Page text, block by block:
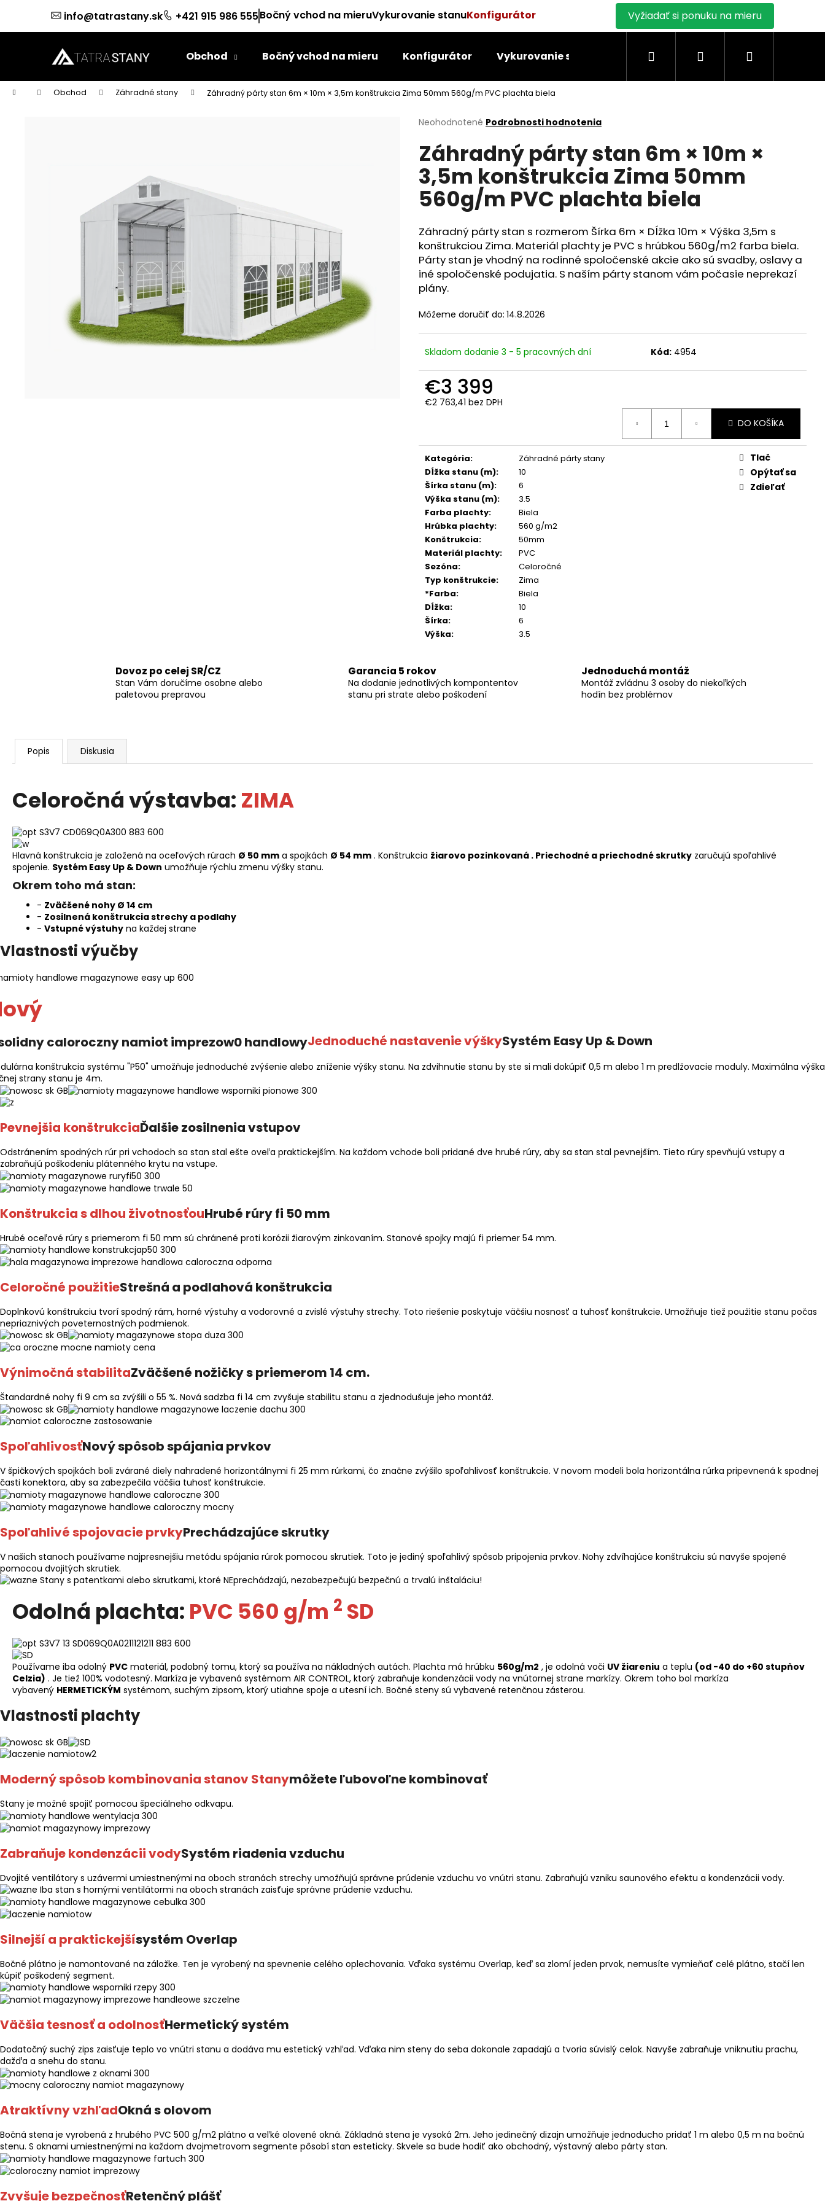
info@tatrastany.sk +421 915 986 555Bočný vchod na mieruVykurovanie stanuKonfigurátor Vyžiadať si ponuku na mieru
Obchod Bočný vchod na mieru Konfigurátor Vykurovanie stanu Montáž skladových stanov
Hľadať PrihlásenieNákupný
Domov Obchod Záhradné stany Záhradný párty stan 6m × 10m × 3,5m konštrukcia Zima 50mm 560g/m PVC plachta biela
Priemerné
produktu
je
0,0
z
5
hviezdičiek.
Neohodnotené Podrobnosti hodnotenia
Záhradný párty stan 6m × 10m ×
3,5m konštrukcia Zima 50mm
560g/m PVC plachta biela
Záhradný párty stan s rozmerom Šírka 6m × Dĺžka 10m × Výška 3,5m s
konštrukciou Zima. Materiál plachty je PVC s hrúbkou 560g/m2 farba biela.
Párty stan je vhodný na rodinné spoločenské akcie ako sú svadby, oslavy a
iné spoločenské podujatia. S naším párty stanom vám počasie neprekazí
plány.
Môžeme doručiť do: 14.8.2026
Skladom dodanie 3 - 5 pracovných dní Kód: 4954
€3 399
€2 763,41 bez DPH
DO KOŠÍKA
Kategória:
Záhradné párty stany
Dĺžka stanu (m):
10
Šírka stanu (m):
6
Výška stanu (m):
3.5
Farba plachty:
Biela
Hrúbka plachty:
560 g/m2
Konštrukcia:
50mm
Materiál plachty:
PVC
Sezóna:
Celoročné
Typ konštrukcie:
Zima
*Farba:
Biela
Dĺžka:
10
Šírka:
6
Výška: 3.5
Tlač
Opýtať sa
Zdieľať
Dovoz po celej SR/CZ
Stan Vám doručíme osobne alebo
paletovou prepravou
Garancia 5 rokov
Na dodanie jednotlivých kompontentov
stanu pri strate alebo poškodení
Jednoduchá montáž
Montáž zvládnu 3 osoby do niekoľkých
hodín bez problémov
Popis Diskusia
Celoročná výstavba: ZIMA
Hlavná konštrukcia je založená na oceľových rúrach Ø 50 mm a spojkách Ø 54 mm . Konštrukcia žiarovo pozinkovaná . Priechodné a priechodné skrutky zaručujú spoľahlivé
spojenie. Systém Easy Up & Down umožňuje rýchlu zmenu výšky stanu.
Okrem toho má stan:
- Zväčšené nohy Ø 14 cm
- Zosilnená konštrukcia strechy a podlahy
- Vstupné výstuhy na každej strane
Vlastnosti výučby
Jednoduché nastavenie výškySystém Easy Up & Down
konštrukcia systému "P50" umožňuje jednoduché zvýšenie alebo zníženie výšky stanu. Na zdvihnutie stanu by ste si mali dokúpiť 0,5 m alebo 1 m predlžovacie moduly. Maximálna výška
strany stanu je 4m.
Pevnejšia konštrukciaĎalšie zosilnenia vstupov
Odstránením spodných rúr pri vchodoch sa stan stal ešte oveľa praktickejším. Na každom vchode boli pridané dve hrubé rúry, aby sa stan stal pevnejším. Tieto rúry spevňujú vstupy a
zabraňujú poškodeniu plátenného krytu na vstupe.
Konštrukcia s dlhou životnosťouHrubé rúry fi 50 mm
Hrubé oceľové rúry s priemerom fi 50 mm sú chránené proti korózii žiarovým zinkovaním. Stanové spojky majú fi priemer 54 mm.
Celoročné použitieStrešná a podlahová konštrukcia
Doplnkovú konštrukciu tvorí spodný rám, horné výstuhy a vodorovné a zvislé výstuhy strechy. Toto riešenie poskytuje väčšiu nosnosť a tuhosť konštrukcie. Umožňuje tiež použitie stanu počas
nepriaznivých poveternostných podmienok.
Výnimočná stabilitaZväčšené nožičky s priemerom 14 cm.
Štandardné nohy fi 9 cm sa zvýšili o 55 %. Nová sadzba fi 14 cm zvyšuje stabilitu stanu a zjednodušuje jeho montáž.
SpoľahlivosťNový spôsob spájania prvkov
V špičkových spojkách boli zvárané diely nahradené horizontálnymi fi 25 mm rúrkami, čo značne zvýšilo spoľahlivosť konštrukcie. V novom modeli bola horizontálna rúrka pripevnená k spodnej
časti konektora, aby sa zabezpečila väčšia tuhosť konštrukcie.
Spoľahlivé spojovacie prvkyPrechádzajúce skrutky
V našich stanoch používame najpresnejšiu metódu spájania rúrok pomocou skrutiek. Toto je jediný spoľahlivý spôsob pripojenia prvkov. Nohy zdvíhajúce konštrukciu sú navyše spojené
pomocou dvojitých skrutiek.
Stany s patentkami alebo skrutkami, ktoré NEprechádzajú, nezabezpečujú bezpečnú a trvalú inštaláciu!
Odolná plachta: PVC 560 g/m 2 SD
Používame iba odolný PVC materiál, podobný tomu, ktorý sa používa na nákladných autách. Plachta má hrúbku 560g/m2 , je odolná voči UV žiareniu a teplu (od -40 do +60 stupňov
Celzia) . Je tiež 100% vodotesný. Markíza je vybavená systémom AIR CONTROL, ktorý zabraňuje kondenzácii vody na vnútornej strane markízy. Okrem toho bol markíza
vybavený HERMETICKÝM systémom, suchým zipsom, ktorý utiahne spoje a utesní ich. Bočné steny sú vybavené retenčnou zásterou.
Vlastnosti plachty
Moderný spôsob kombinovania stanov Stanymôžete ľubovoľne kombinovať
Stany je možné spojiť pomocou špeciálneho odkvapu.
Zabraňuje kondenzácii vodySystém riadenia vzduchu
Dvojité ventilátory s uzávermi umiestnenými na oboch stranách strechy umožňujú správne prúdenie vzduchu vo vnútri stanu. Zabraňujú vzniku saunového efektu a kondenzácii vody.
Iba stan s hornými ventilátormi na oboch stranách zaisťuje správne prúdenie vzduchu.
Silnejší a praktickejšísystém Overlap
Bočné plátno je namontované na záložke. Ten je vyrobený na spevnenie celého oplechovania. Vďaka systému Overlap, keď sa zlomí jeden prvok, nemusíte vymieňať celé plátno, stačí len
kúpiť poškodený segment.
Väčšia tesnosť a odolnosťHermetický systém
Dodatočný suchý zips zaisťuje teplo vo vnútri stanu a dodáva mu estetický vzhľad. Vďaka nim steny do seba dokonale zapadajú a tvoria súvislý celok. Navyše zabraňuje vniknutiu prachu,
dažďa a snehu do stanu.
Atraktívny vzhľadOkná s olovom
Bočná stena je vyrobená z hrubého PVC 500 g/m2 plátno a veľké olovené okná. Základná stena je vysoká 2m. Jeho jedinečný dizajn umožňuje jednoducho pridať 1 m alebo 0,5 m na bočnú
stenu. S oknami umiestnenými na každom dvojmetrovom segmente pôsobí stan esteticky. Skvele sa bude hodiť ako obchodný, výstavný alebo párty stan.
Zvyšuje bezpečnosťRetenčný plášť
š
Späť
obchodu
Späť
obchodu
Čo potrebujete nájsť?